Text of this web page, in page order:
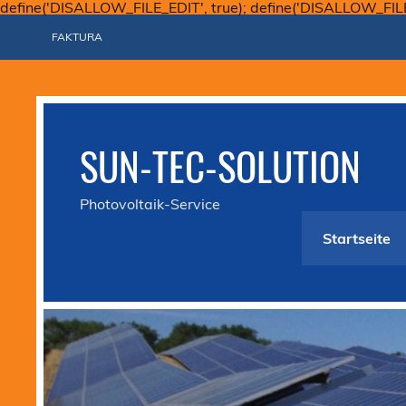
define('DISALLOW_FILE_EDIT', true);
FAKTURA
SUN-TEC-SOLUTION
Photovoltaik-Service
Startseite